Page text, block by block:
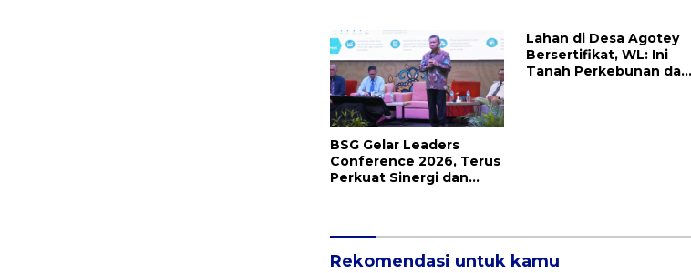
BSG Gelar Leaders
Conference 2026, Terus
Perkuat Sinergi dan
Lahan di Desa Agotey
Bersertifikat, WL: Ini
Tanah Perkebunan dan
Rekomendasi untuk kamu